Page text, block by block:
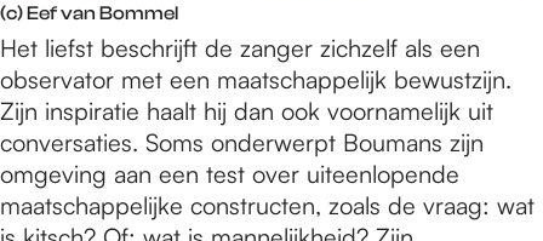
(c) Eef van Bommel
Het liefst beschrijft de zanger zichzelf als een
observator met een maatschappelijk bewustzijn.
Zijn inspiratie haalt hij dan ook voornamelijk uit
conversaties. Soms onderwerpt Boumans zijn
omgeving aan een test over uiteenlopende
maatschappelijke constructen, zoals de vraag: wat